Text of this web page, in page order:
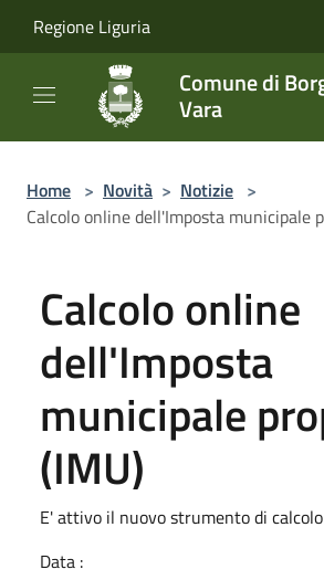
Regione Liguria
Comune di
Vara
Home > Novità > Notizie >
Calcolo online dell'Imposta municipale
Calcolo online
dell'Imposta
municipale
(IMU)
E' attivo il nuovo strumento di
Data :